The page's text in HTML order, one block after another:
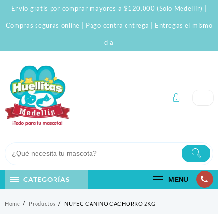
Skip
content
Envío gratis por comprar mayores a $120.000 (Solo Medellín) |
Compras seguras online | Pago contra entrega | Entregas el mismo
día
CATEGORÍAS MENU
Home Productos NUPEC CANINO CACHORRO 2KG